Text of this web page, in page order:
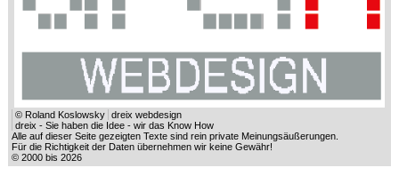
© Roland Koslowsky
dreix webdesign
dreix - Sie haben die Idee - wir das Know How
Alle auf dieser Seite gezeigten Texte sind rein private Meinungsäußerungen.
Für die Richtigkeit der Daten übernehmen wir keine Gewähr!
© 2000 bis 2026